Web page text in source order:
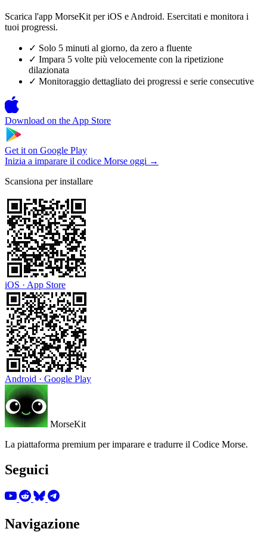
Scarica l'app MorseKit per iOS e Android. Esercitati e monitora i
tuoi progressi.
✓ Solo 5 minuti al giorno, da zero a fluente
✓ Impara 5 volte più velocemente con la ripetizione
dilazionata
✓ Monitoraggio dettagliato dei progressi e serie consecutive
Download on theApp Store
Get it on Google Play
Inizia a imparare il codice Morse oggi →
Scansiona per installare
iOS · App Store
Android · Google Play
MorseKit
La piattaforma premium per imparare e tradurre il Codice Morse.
Seguici
Navigazione